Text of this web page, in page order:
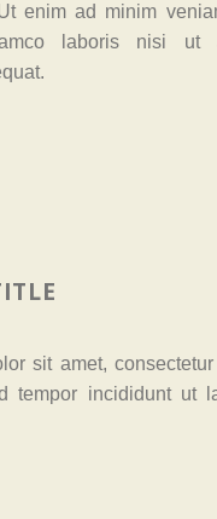
enim ad minim
laboris nisi
sit amet,
tempor incididunt ut